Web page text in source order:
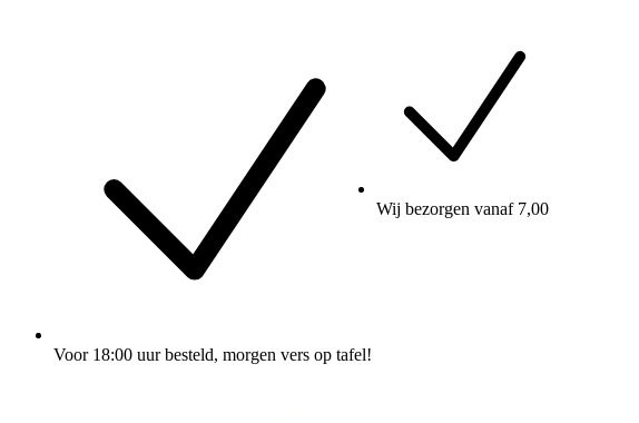
Voor 18:00 uur besteld, morgen vers op tafel!
Wij bezorgen vanaf 7,00